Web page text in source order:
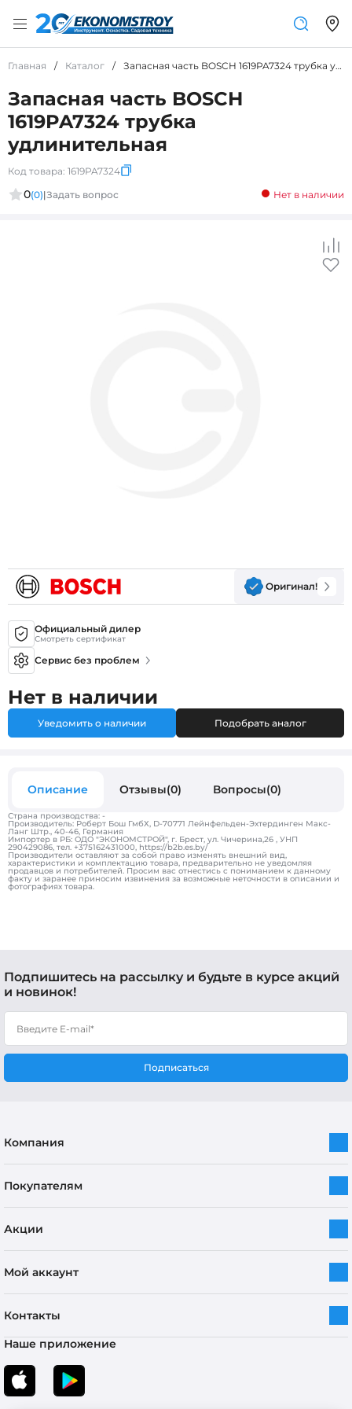
Главная / Каталог / Запасная часть BOSCH 1619PA7324 трубка удлинительная
Запасная часть BOSCH
1619PA7324 трубка
удлинительная
Код товара: 1619PA7324
0(0)|Задать вопрос Нет в наличии
Оригинал!
Официальный дилер
Смотреть сертификат
Сервис без проблем
Нет в наличии
Уведомить о наличии Подобрать аналог
Описание Отзывы(0) Вопросы(0)
Страна производства: -
Производитель: Роберт Бош ГмбХ, D-70771 Лейнфельден-Эхтердинген Макс-
Ланг Штр., 40-46, Германия
Импортер в РБ: ОДО "ЭКОНОМСТРОЙ", г. Брест, ул. Чичерина,26 , УНП
290429086, тел. +375162431000, https://b2b.es.by/
Производители оставляют за собой право изменять внешний вид,
характеристики и комплектацию товара, предварительно не уведомляя
продавцов и потребителей. Просим вас отнестись с пониманием к данному
факту и заранее приносим извинения за возможные неточности в описании и
фотографиях товара.
Подпишитесь на рассылку и будьте в курсе акций
и новинок!
Подписаться
Компания
Покупателям
Акции
Мой аккаунт
Контакты
Наше приложение